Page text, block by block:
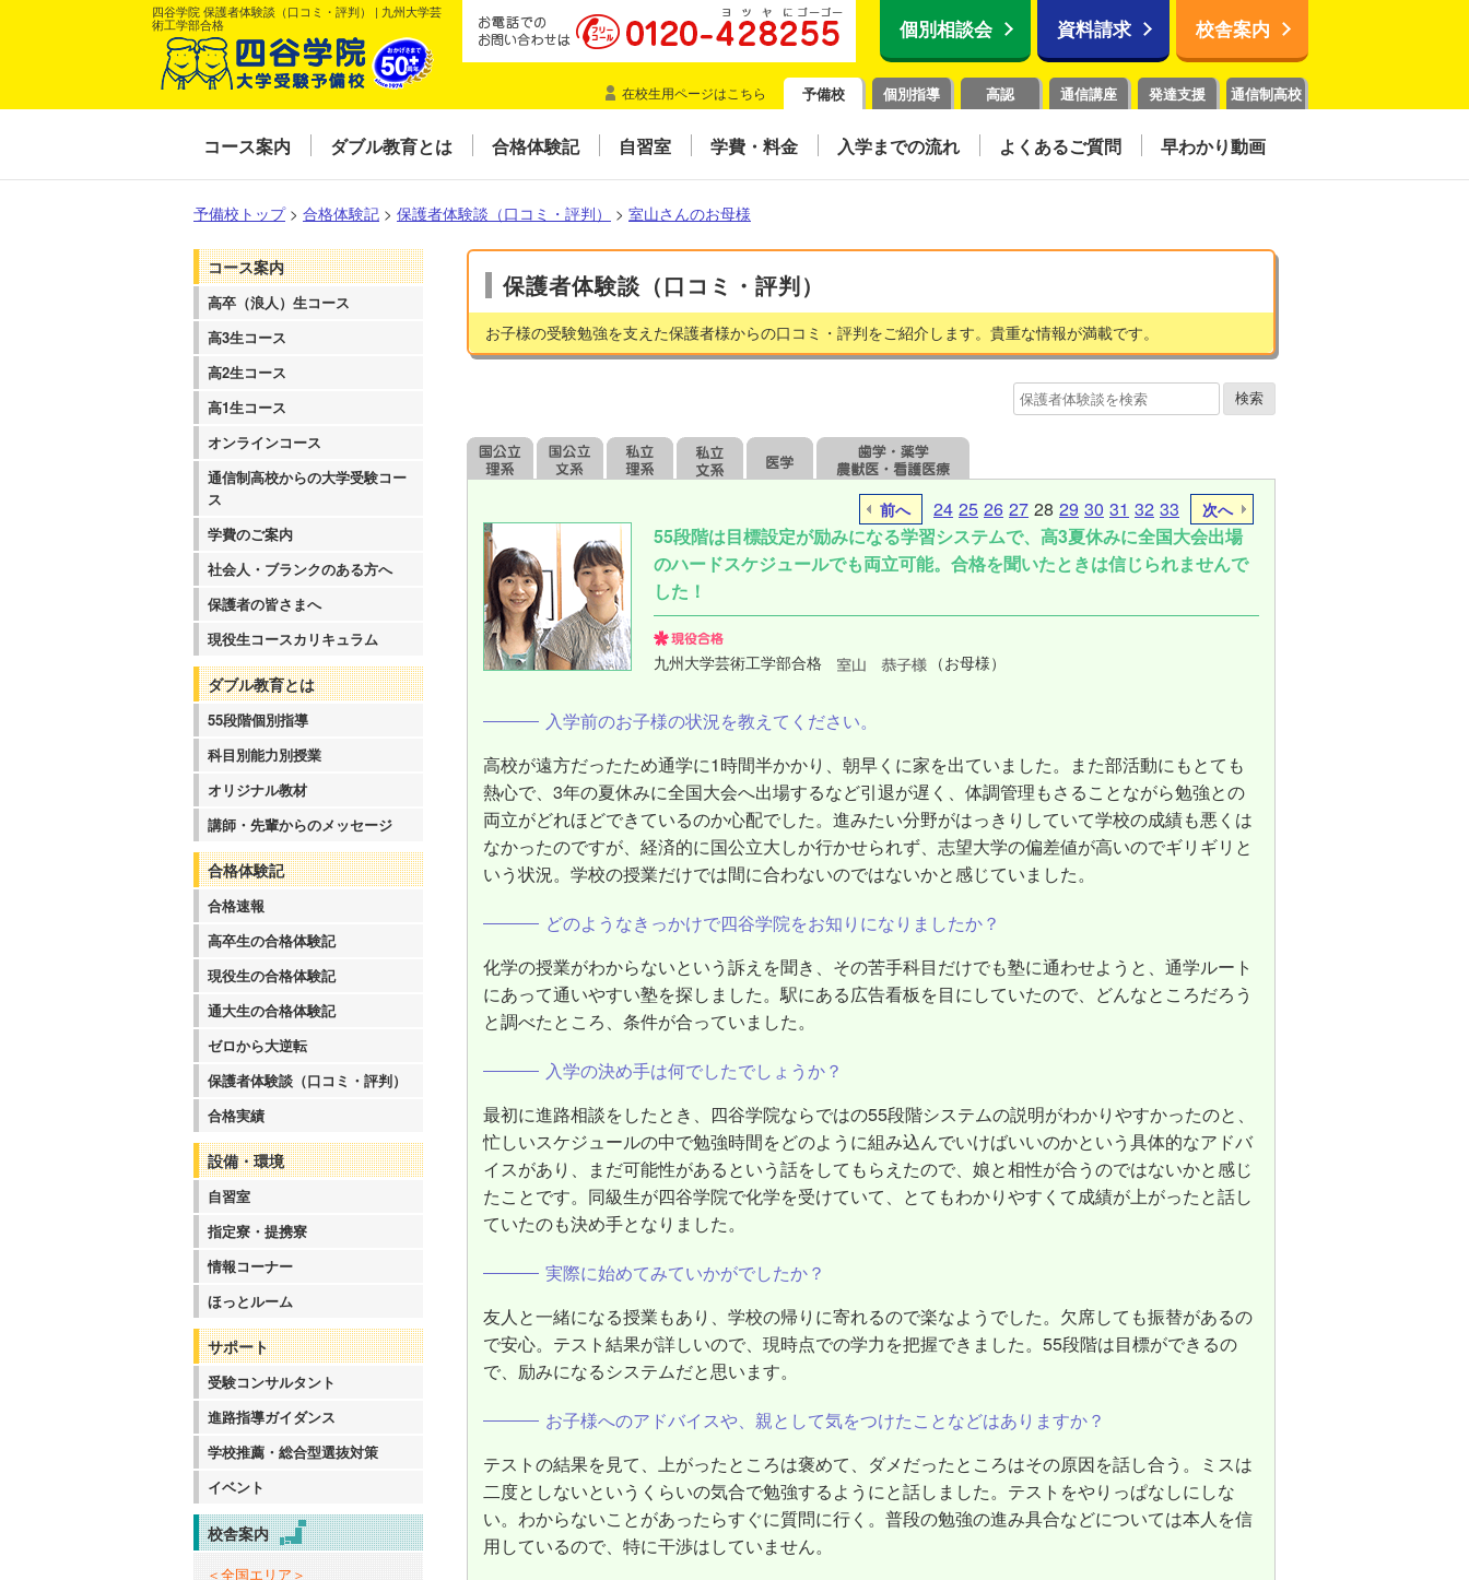
四谷学院 保護者体験談（口コミ・評判） | 九州大学芸
術工学部合格
個別相談会 資料請求 校舎案内
在校生用ページはこちら 予備校 個別指導 高認 通信講座 発達支援 通信制高校
コース案内 ダブル教育とは 合格体験記 自習室 学費・料金 入学までの流れ よくあるご質問 早わかり動画
予備校トップ > 合格体験記 > 保護者体験談（口コミ・評判） > 室山さんのお母様
コース案内
高卒（浪人）生コース
高3生コース
高2生コース
高1生コース
オンラインコース
通信制高校からの大学受験コー
ス
学費のご案内
社会人・ブランクのある方へ
保護者の皆さまへ
現役生コースカリキュラム
ダブル教育とは
55段階個別指導
科目別能力別授業
オリジナル教材
講師・先輩からのメッセージ
合格体験記
合格速報
高卒生の合格体験記
現役生の合格体験記
通大生の合格体験記
ゼロから大逆転
保護者体験談（口コミ・評判）
合格実績
設備・環境
自習室
指定寮・提携寮
情報コーナー
ほっとルーム
サポート
受験コンサルタント
進路指導ガイダンス
学校推薦・総合型選抜対策
イベント
校舎案内
＜全国エリア＞
保護者体験談（口コミ・評判）
お子様の受験勉強を支えた保護者様からの口コミ・評判をご紹介します。貴重な情報が満載です。
前へ 24 25 26 27 28 29 30 31 32 33 次へ
55段階は目標設定が励みになる学習システムで、高3夏休みに全国大会出場
のハードスケジュールでも両立可能。合格を聞いたときは信じられませんで
した！
九州大学芸術工学部合格 （お母様）
入学前のお子様の状況を教えてください。
高校が遠方だったため通学に1時間半かかり、朝早くに家を出ていました。また部活動にもとても
熱心で、3年の夏休みに全国大会へ出場するなど引退が遅く、体調管理もさることながら勉強との
両立がどれほどできているのか心配でした。進みたい分野がはっきりしていて学校の成績も悪くは
なかったのですが、経済的に国公立大しか行かせられず、志望大学の偏差値が高いのでギリギリと
いう状況。学校の授業だけでは間に合わないのではないかと感じていました。
どのようなきっかけで四谷学院をお知りになりましたか？
化学の授業がわからないという訴えを聞き、その苦手科目だけでも塾に通わせようと、通学ルート
にあって通いやすい塾を探しました。駅にある広告看板を目にしていたので、どんなところだろう
と調べたところ、条件が合っていました。
入学の決め手は何でしたでしょうか？
最初に進路相談をしたとき、四谷学院ならではの55段階システムの説明がわかりやすかったのと、
忙しいスケジュールの中で勉強時間をどのように組み込んでいけばいいのかという具体的なアドバ
イスがあり、まだ可能性があるという話をしてもらえたので、娘と相性が合うのではないかと感じ
たことです。同級生が四谷学院で化学を受けていて、とてもわかりやすくて成績が上がったと話し
ていたのも決め手となりました。
実際に始めてみていかがでしたか？
友人と一緒になる授業もあり、学校の帰りに寄れるので楽なようでした。欠席しても振替があるの
で安心。テスト結果が詳しいので、現時点での学力を把握できました。55段階は目標ができるの
で、励みになるシステムだと思います。
お子様へのアドバイスや、親として気をつけたことなどはありますか？
テストの結果を見て、上がったところは褒めて、ダメだったところはその原因を話し合う。ミスは
二度としないというくらいの気合で勉強するようにと話しました。テストをやりっぱなしにしな
い。わからないことがあったらすぐに質問に行く。普段の勉強の進み具合などについては本人を信
用しているので、特に干渉はしていません。